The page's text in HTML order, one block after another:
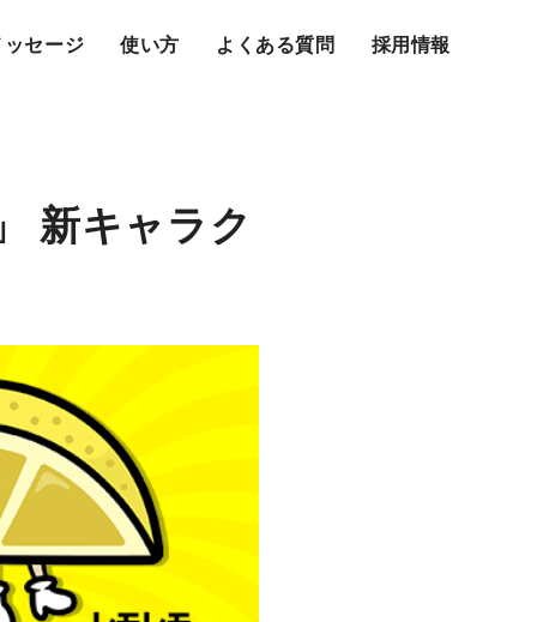
セージ 使い方 よくある質問 採用情報
新キャラク